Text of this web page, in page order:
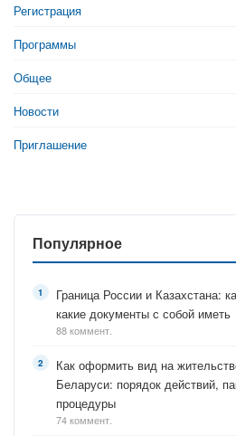
Регистрация
Программы
Общее
Новости
Приглашение
Популярное
Граница России и Казахстана:
какие документы с собой иметь
88 коммент.
Как оформить вид на
Беларуси: порядок действий,
процедуры
74 коммент.